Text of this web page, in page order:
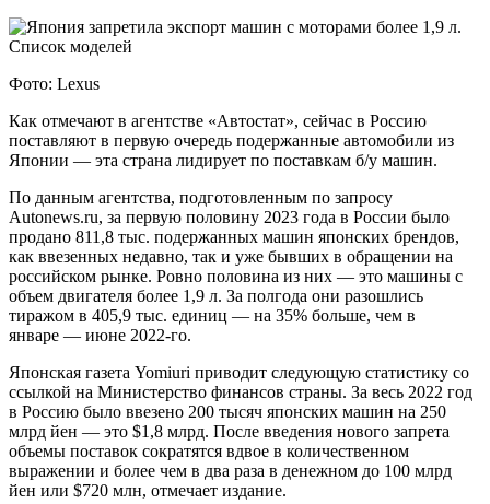
Фото: Lexus
Как отмечают в агентстве «Автостат», сейчас в Россию
поставляют в первую очередь подержанные автомобили из
Японии — эта страна лидирует по поставкам б/у машин.
По данным агентства, подготовленным по запросу
Autonews.ru, за первую половину 2023 года в России было
продано 811,8 тыс. подержанных машин японских брендов,
как ввезенных недавно, так и уже бывших в обращении на
российском рынке. Ровно половина из них — это машины с
объем двигателя более 1,9 л. За полгода они разошлись
тиражом в 405,9 тыс. единиц — на 35% больше, чем в
январе — июне 2022-го.
Японская газета Yomiuri приводит следующую статистику со
ссылкой на Министерство финансов страны. За весь 2022 год
в Россию было ввезено 200 тысяч японских машин на 250
млрд йен — это $1,8 млрд. После введения нового запрета
объемы поставок сократятся вдвое в количественном
выражении и более чем в два раза в денежном до 100 млрд
йен или $720 млн, отмечает издание.